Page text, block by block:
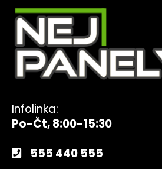
Infolinka:
Po-Čt, 8:00-15:30
555 440 555